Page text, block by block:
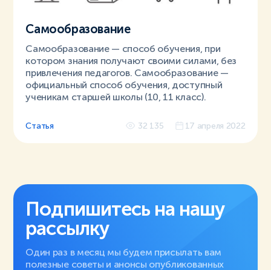
Самообразование
Самообразование — способ обучения, при
котором знания получают своими силами, без
привлечения педагогов. Самообразование —
официальный способ обучения, доступный
ученикам старшей школы (10, 11 класс).
Статья 32 135 17 апреля 2022
Подпишитесь на нашу
рассылку
Один раз в месяц мы будем присылать вам
полезные советы и анонсы опубликованных